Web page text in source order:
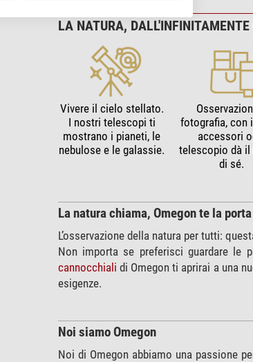
LA NATURA,
Vivere il cielo stellato.
I nostri telescopi ti
mostrano i pianeti, le
nebulose e le galassie.
fotografia, con
accessori
telescopio dà il
di sé.
La natura chiama, Omegon te la
L’osservazione della natura per tutti:
Non importa se preferisci guardare le
cannocchiali di Omegon ti aprirai a una
esigenze.
Noi siamo Omegon
Noi di Omegon abbiamo una passione